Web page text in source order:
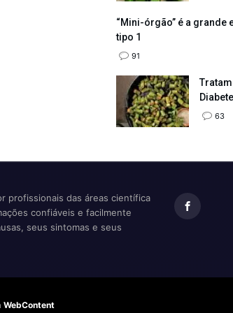
“Mini-órgão” é a grande
tipo 1
91
63
profissionais das áreas científica
confiáveis e facilmente
seus sintomas e seus
WebContent